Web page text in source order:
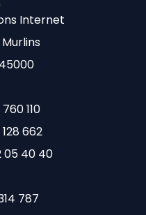
Internet
Murlins
110
662
05 40 40
787